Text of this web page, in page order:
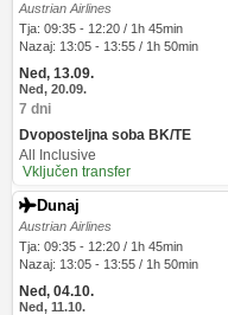
Austrian Airlines
Tja: 09:35 - 12:20 / 1h 45min
Nazaj: 13:05 - 13:55 / 1h 50min
Ned, 13.09.
Ned, 20.09.
7 dni
Dvoposteljna soba BK/TE
All Inclusive
Vključen transfer
Dunaj
Austrian Airlines
Tja: 09:35 - 12:20 / 1h 45min
Nazaj: 13:05 - 13:55 / 1h 50min
Ned, 04.10.
Ned, 11.10.